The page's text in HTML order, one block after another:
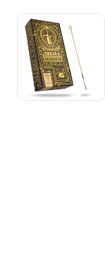
Цена
Количество